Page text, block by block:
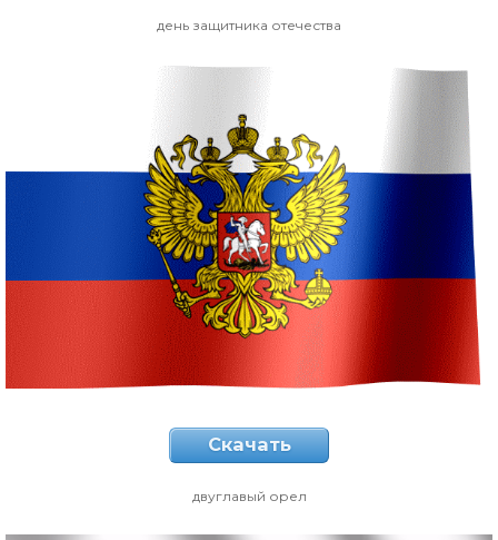
день защитника отечества
Скачать
двуглавый орел